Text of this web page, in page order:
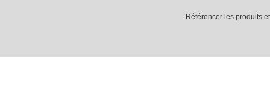
Référencer les produits